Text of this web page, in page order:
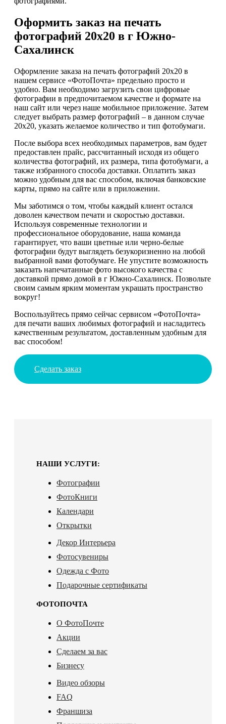
Оформить заказ на печать
фотографий 20х20 в г Южно-
Сахалинск
Оформление заказа на печать фотографий 20х20 в
нашем сервисе «ФотоПочта» предельно просто и
удобно. Вам необходимо загрузить свои цифровые
фотографии в предпочитаемом качестве и формате на
наш сайт или через наше мобильное приложение. Затем
следует выбрать размер фотографий – в данном случае
20х20, указать желаемое количество и тип фотобумаги.
После выбора всех необходимых параметров, вам будет
предоставлен прайс, рассчитанный исходя из общего
количества фотографий, их размера, типа фотобумаги, а
также избранного способа доставки. Оплатить заказ
можно удобным для вас способом, включая банковские
карты, прямо на сайте или в приложении.
Мы заботимся о том, чтобы каждый клиент остался
доволен качеством печати и скоростью доставки.
Используя современные технологии и
профессиональное оборудование, наша команда
гарантирует, что ваши цветные или черно-белые
фотографии будут выглядеть безукоризненно на любой
выбранной вами фотобумаге. Не упустите возможность
заказать напечатанные фото высокого качества с
доставкой прямо домой в г Южно-Сахалинск. Позвольте
своим самым ярким моментам украшать пространство
вокруг!
Воспользуйтесь прямо сейчас сервисом «ФотоПочта»
для печати ваших любимых фотографий и насладитесь
качественным результатом, доставленным удобным для
вас способом!
Сделать заказ
НАШИ УСЛУГИ:
Фотографии
ФотоКниги
Календари
Открытки
Декор Интерьера
Фотосувениры
Одежда с Фото
Подарочные сертификаты
ФОТОПОЧТА
О ФотоПочте
Акции
Сделаем за вас
Бизнесу
Видео обзоры
FAQ
Франшиза